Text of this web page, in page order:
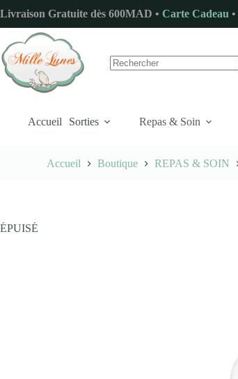
au
contenu
Livraison Gratuite dès 600MAD • Carte Cadeau •
Accueil Sorties Repas & Soin
Accueil Boutique REPAS & SOIN
ÉPUISÉ